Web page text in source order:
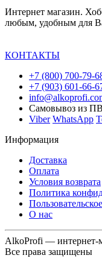
Интернет магазин.
любым, удобным для
КОНТАКТЫ
+7 (800) 700-79-
+7 (903) 601-66-
Самовывоз из
Viber WhatsApp
Информация
Доставка
Оплата
Условия возврата
Политика
О нас
AlkoProfi — интернет-
Все права защищены